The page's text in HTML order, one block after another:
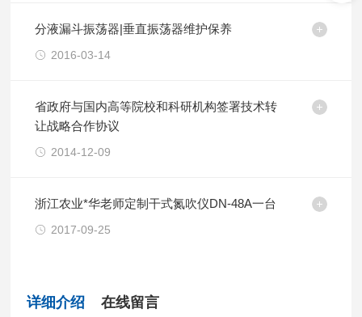
分液漏斗振荡器|垂直振荡器维护保养
2016-03-14
省政府与国内高等院校和科研机构签署技术转
让战略合作协议
2014-12-09
浙江农业*华老师定制干式氮吹仪DN-48A一台
2017-09-25
详细介绍 在线留言